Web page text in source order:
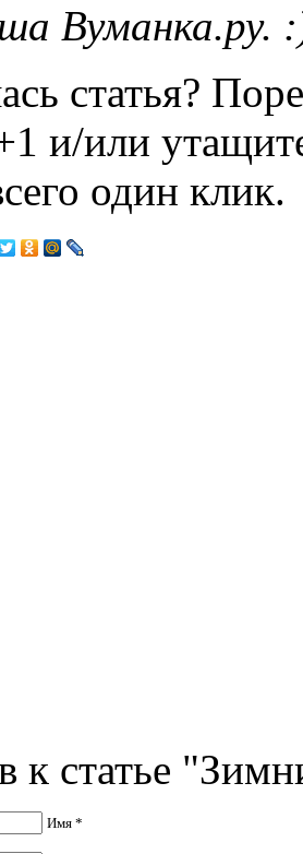
Вуманка.ру.
статья?
и/или
один клик.
к статье
Имя *